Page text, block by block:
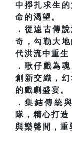
中掙扎求生
命的渴望。
．從遠古傳
奇，勾勒大
代洪流中重生
．歌仔戲為
創新交織，
的戲劇盛宴。
．集結傳統
隊，精心打
與樂聲間，重